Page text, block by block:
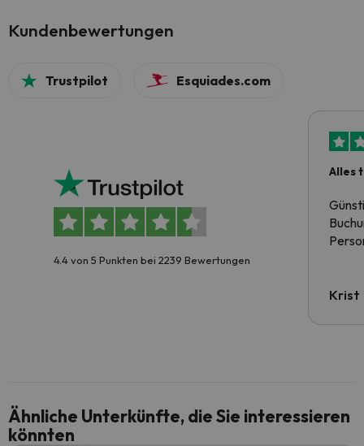
Kundenbewertungen
Trustpilot Esquiades.com
4.4 von 5 Punkten bei 2239 Bewertungen
Alles
Krist
Ähnliche Unterkünfte, die Sie interessieren
könnten